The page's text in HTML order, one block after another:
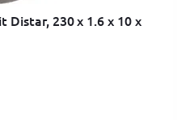
Distar, 230 x 1.6 x 10 x